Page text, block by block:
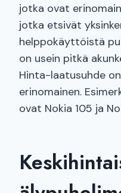
jotka ovat
jotka etsivät
helppokäyttöistä
on usein pitkä
Hinta-laatusuhde
erinomainen.
ovat Nokia 105 ja